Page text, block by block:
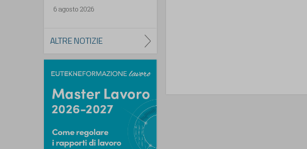
6 agosto 2026
ALTRE NOTIZIE